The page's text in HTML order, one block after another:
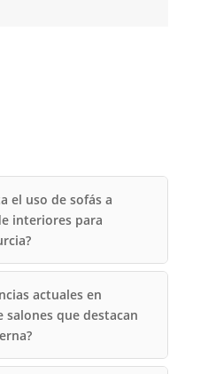
el uso de sofás a
interiores para
actuales en
que destacan